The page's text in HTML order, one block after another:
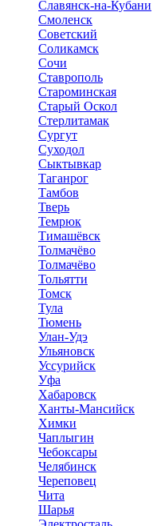
Славянск-на-Кубани
Смоленск
Советский
Соликамск
Сочи
Ставрополь
Староминская
Старый Оскол
Стерлитамак
Сургут
Суходол
Сыктывкар
Таганрог
Тамбов
Тверь
Темрюк
Тимашёвск
Толмачёво
Толмачёво
Тольятти
Томск
Тула
Тюмень
Улан-Удэ
Ульяновск
Уссурийск
Уфа
Хабаровск
Ханты-Мансийск
Химки
Чаплыгин
Чебоксары
Челябинск
Череповец
Чита
Шарья